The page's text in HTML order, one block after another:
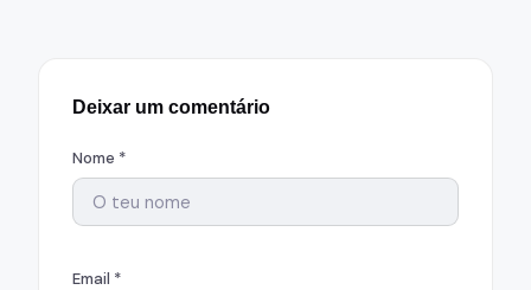
Deixar um comentário
Nome *
Email *